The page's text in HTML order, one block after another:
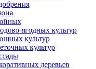
ягодных культур
культур
культур
деревьев